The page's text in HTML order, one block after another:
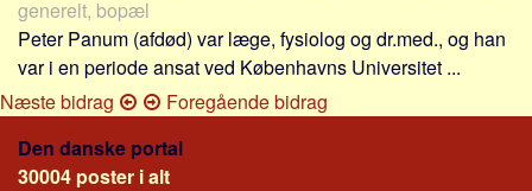
generelt, bopæl
Peter Panum (afdød) var læge, fysiolog og dr.med., og han
var i en periode ansat ved Københavns Universitet ...
Næste bidrag
Foregående bidrag
Den danske portal
30004 poster i alt